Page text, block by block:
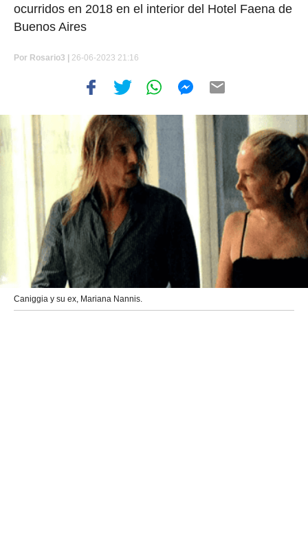
ocurridos en 2018 en el interior del Hotel Faena de
Buenos Aires
Por Rosario3 | 26-06-2023 21:16
Caniggia y su ex, Mariana Nannis.